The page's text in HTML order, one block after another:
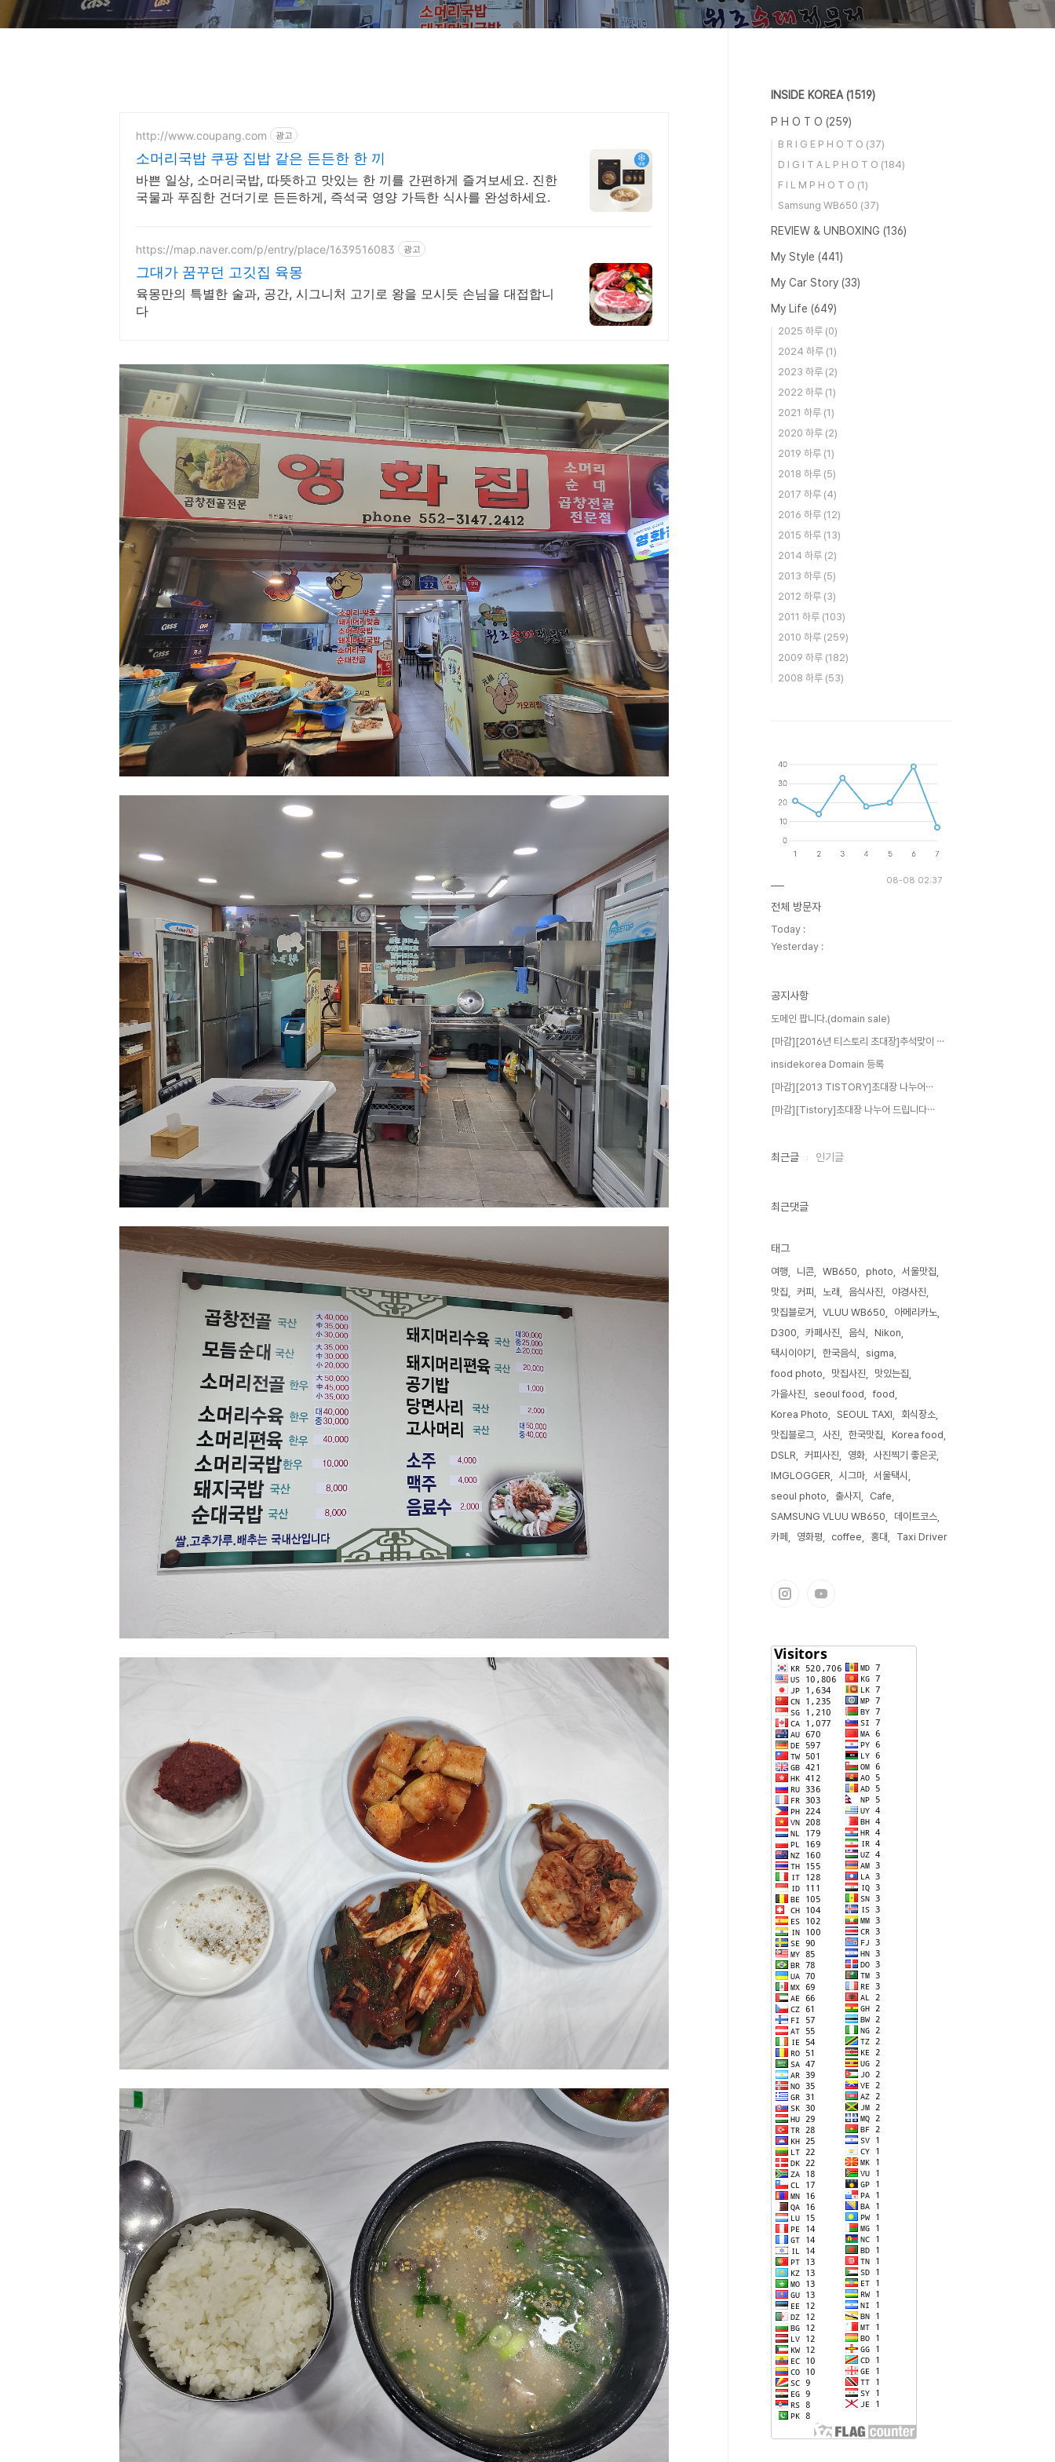
http://www.coupang.com 광고
소머리국밥 쿠팡 집밥 같은 든든한 한 끼
바쁜 일상, 소머리국밥, 따뜻하고 맛있는 한 끼를 간편하게 즐겨보세요. 진한
국물과 푸짐한 건더기로 든든하게, 즉석국 영양 가득한 식사를 완성하세요.
https://map.naver.com/p/entry/place/1639516083 광고
그대가 꿈꾸던 고깃집 육몽
육몽만의 특별한 술과, 공간, 시그니처 고기로 왕을 모시듯 손님을 대접합니
다
INSIDE KOREA (1519)
P H O T O (259)
B R I G E P H O T O (37)
D I G I T A L P H O T O (184)
F I L M P H O T O (1)
Samsung WB650 (37)
REVIEW & UNBOXING (136)
My Style (441)
My Car Story (33)
My Life (649)
2025 하루 (0)
2024 하루 (1)
2023 하루 (2)
2022 하루 (1)
2021 하루 (1)
2020 하루 (2)
2019 하루 (1)
2018 하루 (5)
2017 하루 (4)
2016 하루 (12)
2015 하루 (13)
2014 하루 (2)
2013 하루 (5)
2012 하루 (3)
2011 하루 (103)
2010 하루 (259)
2009 하루 (182)
2008 하루 (53)
08-08 02:37
전체 방문자
Today :
Yesterday :
공지사항
도메인 팝니다.(domain sale)
[마감][2016년 티스토리 초대장]추석맞이 ⋯
insidekorea Domain 등록
[마감][2013 TISTORY]초대장 나누어⋯
[마감][Tistory]초대장 나누어 드립니다⋯
최근글 인기글
최근댓글
태그
여행 니콘 WB650 photo
서울맛집
맛집
커피 노래 음식사진
야경사진
맛집블로거
VLUU WB650
아메리카노
D300
카페사진 음식
Nikon
택시이야기
한국음식
sigma
food photo
맛집사진
맛있는집
가을사진
seoul food
food
Korea Photo
SEOUL TAXI
회식장소
맛집블로그
사진 한국맛집
Korea food
DSLR
커피사진 영화
사진찍기 좋은곳
IMGLOGGER
시그마
서울택시
seoul photo
출사지
Cafe
SAMSUNG VLUU WB650
데이트코스
카페
영화평 coffee 홍대 Taxi Driver